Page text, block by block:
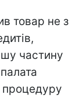
товар не з
частину
процедуру